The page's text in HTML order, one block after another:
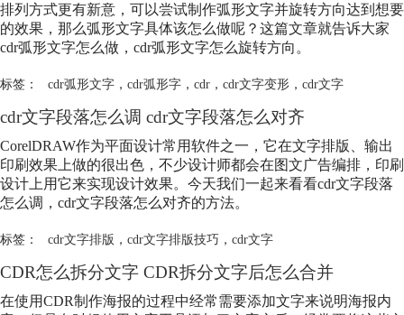
排列方式更有新意，可以尝试制作弧形文字并旋转方向达到想要
的效果，那么弧形文字具体该怎么做呢？这篇文章就告诉大家
cdr弧形文字怎么做，cdr弧形文字怎么旋转方向。
标签： cdr弧形文字， cdr弧形字， cdr， cdr文字变形， cdr文字
cdr文字段落怎么调 cdr文字段落怎么对齐
CorelDRAW作为平面设计常用软件之一，它在文字排版、输出
印刷效果上做的很出色，不少设计师都会在图文广告编排，印刷
设计上用它来实现设计效果。今天我们一起来看看cdr文字段落
怎么调，cdr文字段落怎么对齐的方法。
标签： cdr文字排版 ， cdr文字排版技巧， cdr文字
CDR怎么拆分文字 CDR拆分文字后怎么合并
在使用CDR制作海报的过程中经常需要添加文字来说明海报内